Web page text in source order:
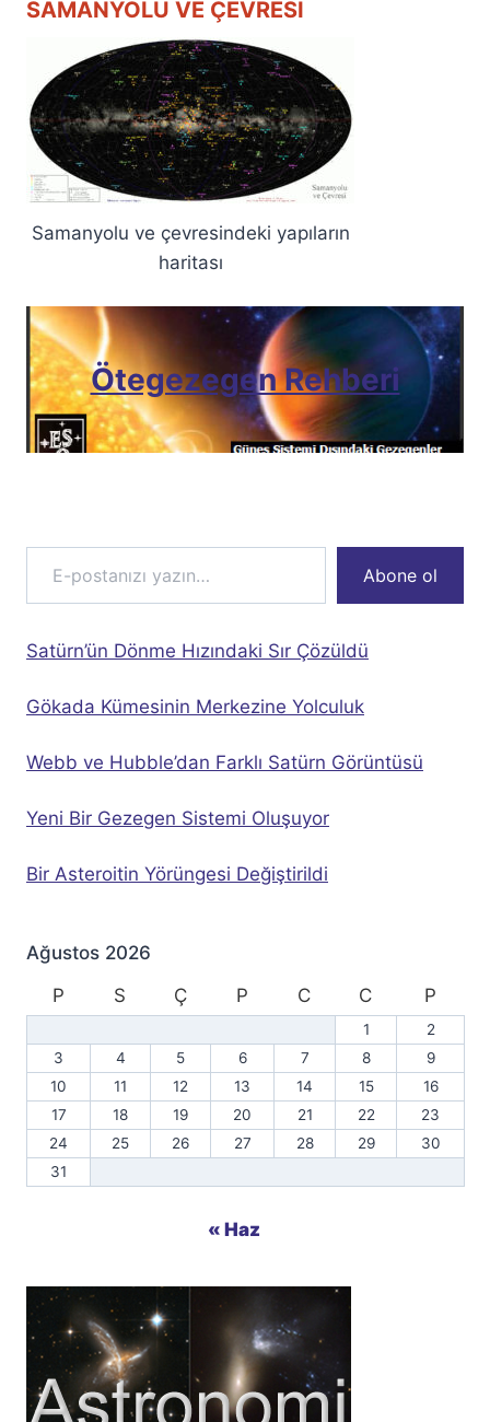
SAMANYOLU VE ÇEVRESI
Samanyolu ve çevresindeki yapıların
haritası
Ötegezegen Rehberi
E-postanızı yazın…
Abone ol
Satürn’ün Dönme Hızındaki Sır Çözüldü
Gökada Kümesinin Merkezine Yolculuk
Webb ve Hubble’dan Farklı Satürn Görüntüsü
Yeni Bir Gezegen Sistemi Oluşuyor
Bir Asteroitin Yörüngesi Değiştirildi
Ağustos 2026
P
S Ç P C C P
1
2
3
4 5 6 7 8
9
10
11 12 13 14 15
16
17
18 19 20 21 22
23
24
25 26 27 28 29
30
31
« Haz